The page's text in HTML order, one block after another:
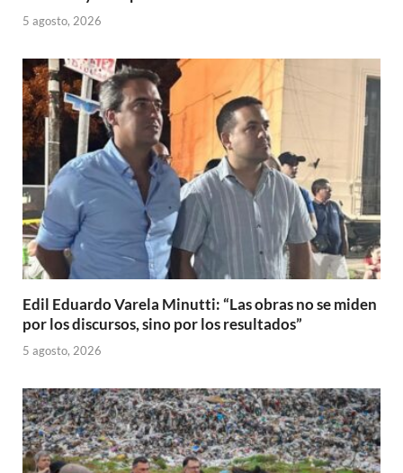
5 agosto, 2026
Edil Eduardo Varela Minutti: “Las obras no se miden
por los discursos, sino por los resultados”
5 agosto, 2026